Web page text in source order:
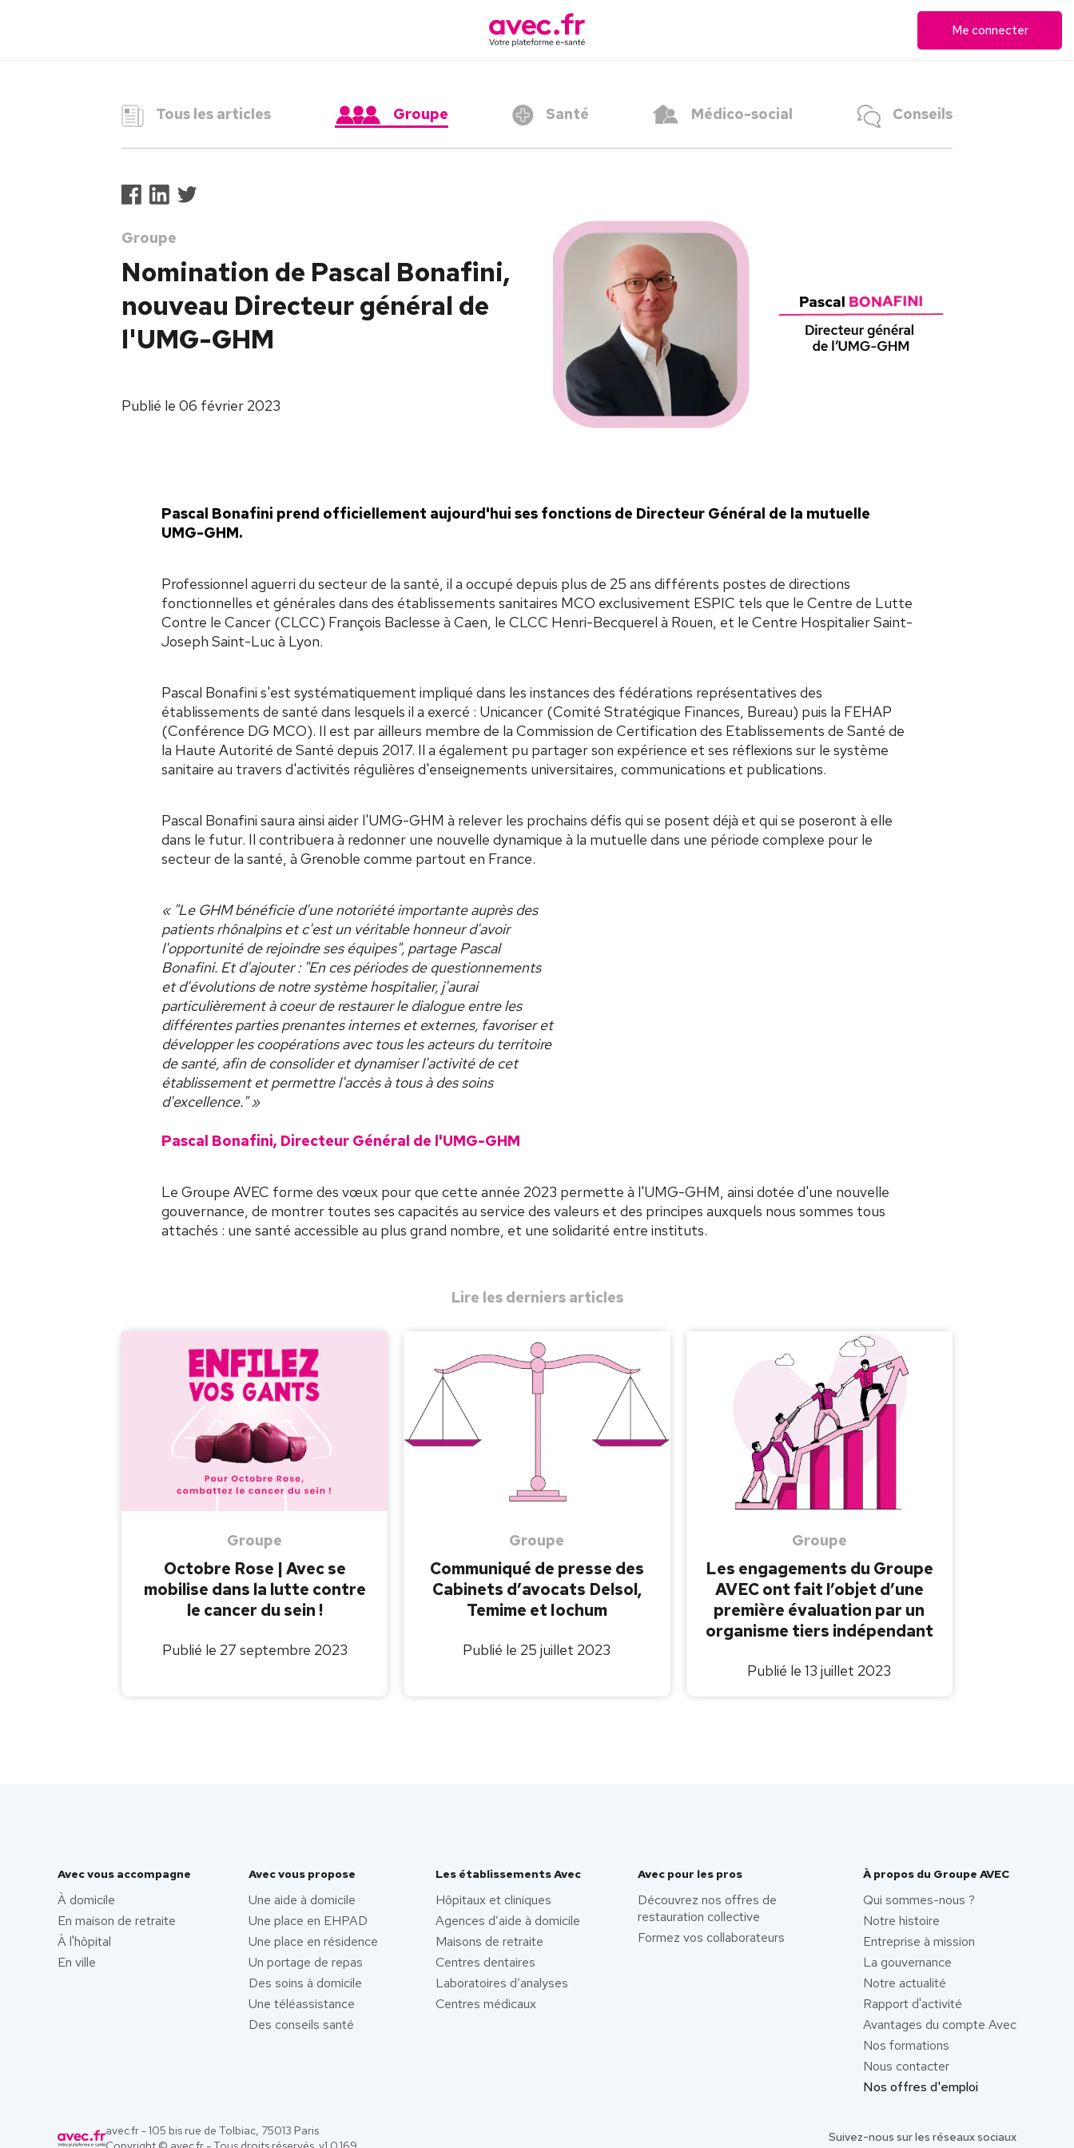
Me connecter
Tous les articles Groupe Santé Médico-social Conseils
Groupe
Nomination de Pascal Bonafini,
nouveau Directeur général de
l'UMG-GHM
Publié le 06 février 2023
Pascal Bonafini prend officiellement aujourd'hui ses fonctions de Directeur Général de la mutuelle
UMG-GHM.
Professionnel aguerri du secteur de la santé, il a occupé depuis plus de 25 ans différents postes de directions
fonctionnelles et générales dans des établissements sanitaires MCO exclusivement ESPIC tels que le Centre de Lutte
Contre le Cancer (CLCC) François Baclesse à Caen, le CLCC Henri-Becquerel à Rouen, et le Centre Hospitalier Saint-
Joseph Saint-Luc à Lyon.
Pascal Bonafini s'est systématiquement impliqué dans les instances des fédérations représentatives des
établissements de santé dans lesquels il a exercé : Unicancer (Comité Stratégique Finances, Bureau) puis la FEHAP
(Conférence DG MCO). Il est par ailleurs membre de la Commission de Certification des Etablissements de Santé de
la Haute Autorité de Santé depuis 2017. Il a également pu partager son expérience et ses réflexions sur le système
sanitaire au travers d'activités régulières d'enseignements universitaires, communications et publications.
Pascal Bonafini saura ainsi aider l'UMG-GHM à relever les prochains défis qui se posent déjà et qui se poseront à elle
dans le futur. Il contribuera à redonner une nouvelle dynamique à la mutuelle dans une période complexe pour le
secteur de la santé, à Grenoble comme partout en France.
« "Le GHM bénéficie d'une notoriété importante auprès des
patients rhônalpins et c'est un véritable honneur d'avoir
l'opportunité de rejoindre ses équipes", partage Pascal
Bonafini. Et d'ajouter : "En ces périodes de questionnements
et d'évolutions de notre système hospitalier, j'aurai
particulièrement à coeur de restaurer le dialogue entre les
différentes parties prenantes internes et externes, favoriser et
développer les coopérations avec tous les acteurs du territoire
de santé, afin de consolider et dynamiser l'activité de cet
établissement et permettre l'accès à tous à des soins
d'excellence." »
Pascal Bonafini, Directeur Général de l'UMG-GHM
Le Groupe AVEC forme des vœux pour que cette année 2023 permette à l'UMG-GHM, ainsi dotée d'une nouvelle
gouvernance, de montrer toutes ses capacités au service des valeurs et des principes auxquels nous sommes tous
attachés : une santé accessible au plus grand nombre, et une solidarité entre instituts.
Lire les derniers articles
Groupe
Octobre Rose | Avec se
mobilise dans la lutte contre
le cancer du sein !
Publié le 27 septembre 2023
Groupe
Communiqué de presse des
Cabinets d’avocats Delsol,
Temime et Iochum
Publié le 25 juillet 2023
Groupe
Les engagements du Groupe
AVEC ont fait l’objet d’une
première évaluation par un
organisme tiers indépendant
Publié le 13 juillet 2023
Avec vous accompagne
À domicile
En maison de retraite
À l'hôpital
En ville
Avec vous propose
Une aide à domicile
Une place en EHPAD
Une place en résidence
Un portage de repas
Des soins à domicile
Une téléassistance
Des conseils santé
Les établissements Avec
Hôpitaux et cliniques
Agences d’aide à domicile
Maisons de retraite
Centres dentaires
Laboratoires d’analyses
Centres médicaux
Avec pour les pros
Découvrez nos offres de
restauration collective
Formez vos collaborateurs
À propos du Groupe AVEC
Qui sommes-nous ?
Notre histoire
Entreprise à mission
La gouvernance
Notre actualité
Rapport d'activité
Avantages du compte Avec
Nos formations
Nous contacter
Nos offres d'emploi
avec.fr - 105 bis rue de Tolbiac, 75013 Paris
Suivez-nous sur les réseaux sociaux